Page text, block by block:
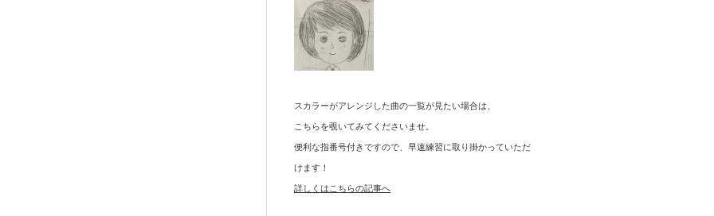
スカラーがアレンジした曲の一覧が見たい場合は、
こちらを覗いてみてくださいませ。
便利な指番号付きですので、早速練習に取り掛かっていただ
けます！
詳しくはこちらの記事へ